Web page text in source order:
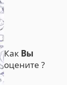
Как Вы
оцените ?